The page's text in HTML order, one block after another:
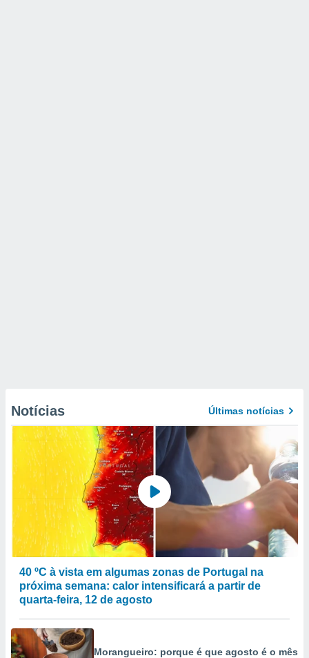
Notícias Últimas notícias
40 ºC à vista em algumas zonas de Portugal na
próxima semana: calor intensificará a partir de
quarta-feira, 12 de agosto
Morangueiro: porque é que agosto é o mês